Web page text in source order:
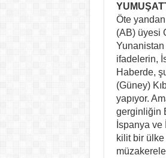
Öte
(AB) üyesi
Yunanistan
ifadelerin,
Haberde,
(Güney)
yapıyor.
gerginliğin
İspanya ve
kilit bir